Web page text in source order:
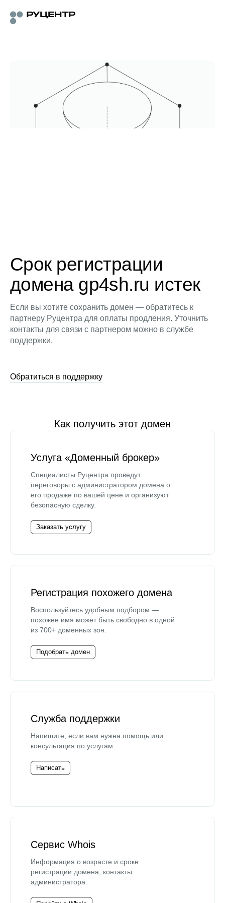
Срок регистрации
домена gp4sh.ru истек
Если вы хотите сохранить домен — обратитесь к
партнеру Руцентра для оплаты продления. Уточнить
контакты для связи с партнером можно в службе
поддержки.
Обратиться в поддержку
Как получить этот домен
Услуга «Доменный брокер»
Специалисты Руцентра проведут
переговоры с администратором домена о
его продаже по вашей цене и организуют
безопасную сделку.
Заказать услугу
Регистрация похожего домена
Воспользуйтесь удобным подбором —
похожее имя может быть свободно в одной
из 700+ доменных зон.
Подобрать домен
Служба поддержки
Напишите, если вам нужна помощь или
консультация по услугам.
Написать
Сервис Whois
Информация о возрасте и сроке
регистрации домена, контакты
администратора.